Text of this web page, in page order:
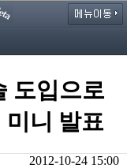
도입으로
미니 발표
2012-10-24 15:00